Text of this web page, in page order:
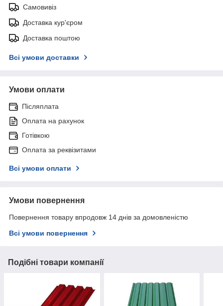
Самовивіз
Доставка кур'єром
Доставка поштою
Всі умови доставки
Умови оплати
Післяплата
Оплата на рахунок
Готівкою
Оплата за реквізитами
Всі умови оплати
Умови повернення
Повернення товару впродовж 14 днів за домовленістю
Всі умови повернення
Подібні товари компанії